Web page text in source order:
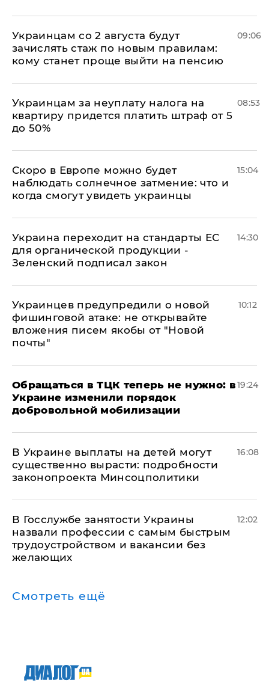
Украинцам со 2 августа будут
зачислять стаж по новым правилам:
кому станет проще выйти на пенсию
09:06
Украинцам за неуплату налога на
квартиру придется платить штраф от 5
до 50%
08:53
Скоро в Европе можно будет
наблюдать солнечное затмение: что и
когда смогут увидеть украинцы
15:04
Украина переходит на стандарты ЕС
для органической продукции -
Зеленский подписал закон
14:30
Украинцев предупредили о новой
фишинговой атаке: не открывайте
вложения писем якобы от "Новой
почты"
10:12
Обращаться в ТЦК теперь не нужно: в
Украине изменили порядок
добровольной мобилизации
19:24
В Украине выплаты на детей могут
существенно вырасти: подробности
законопроекта Минсоцполитики
16:08
В Госслужбе занятости Украины
назвали профессии с самым быстрым
трудоустройством и вакансии без
желающих
12:02
Смотреть ещё